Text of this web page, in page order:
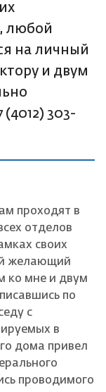
любой
на личный
и двум
303-
проходят в
отделов
своих
желающий
ко мне и двум
по
с
в
дома привел
проводимого